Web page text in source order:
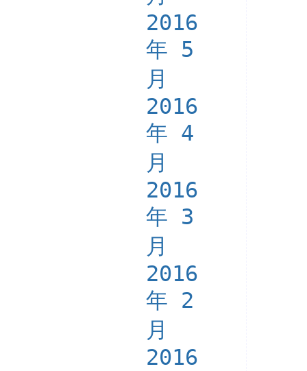
2016
年 5
月
2016
年 4
月
2016
年 3
月
2016
年 2
月
2016